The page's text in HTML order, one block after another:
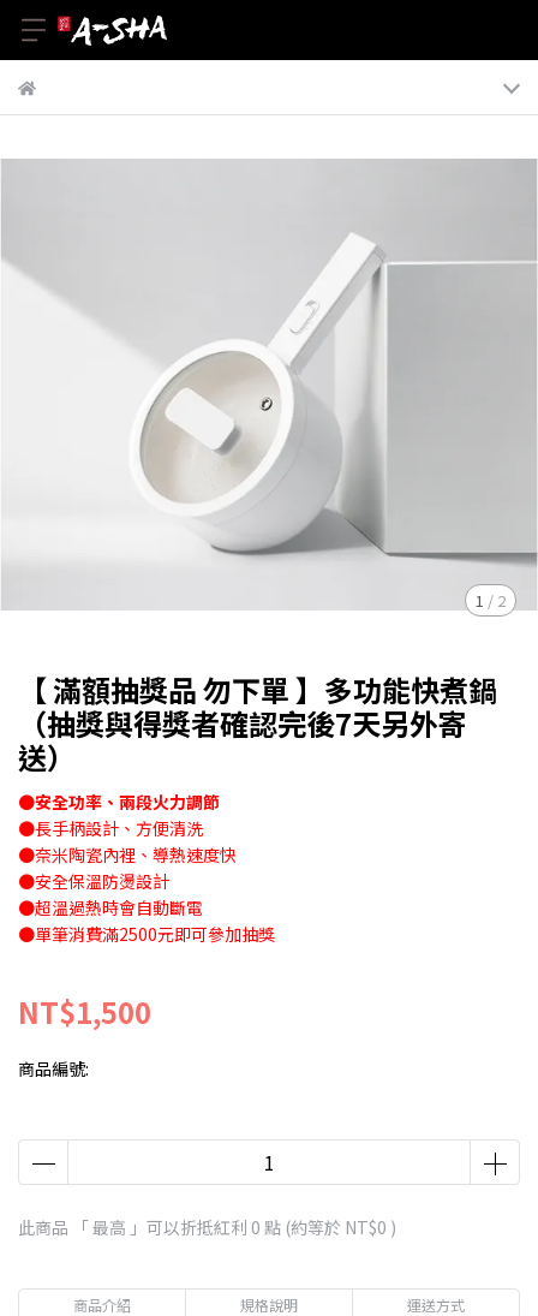
1 / 2
【 滿額抽獎品 勿下單 】多功能快煮鍋
（抽獎與得獎者確認完後7天另外寄
送）
●安全功率、兩段火力調節
●長手柄設計、方便清洗
●奈米陶瓷內裡、導熱速度快
●安全保溫防燙設計
●超溫過熱時會自動斷電
●單筆消費滿2500元即可參加抽獎
NT$1,500
商品編號:
此商品 「 最高 」可以折抵紅利 0 點 (約等於 NT$0 )
商品介紹 規格說明 運送方式